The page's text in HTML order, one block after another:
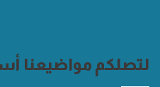
لتصلكم مواضيعنا